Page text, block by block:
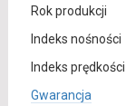
Rok produkcji
Indeks nośności
Indeks prędkości
Gwarancja